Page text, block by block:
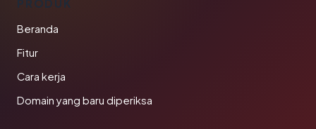
PRODUK
Beranda
Fitur
Cara kerja
Domain yang baru diperiksa